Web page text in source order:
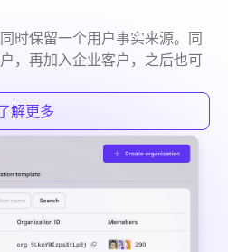
时保留一个用户事实来源。同
，再加入企业客户，之后也可
解更多